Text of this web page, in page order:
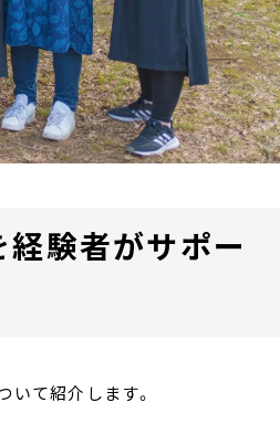
経験者がサポー
いて紹介します。